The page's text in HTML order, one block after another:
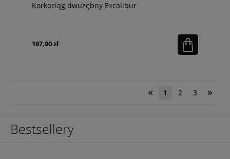
Korkociąg dwuzębny Excalibur
167,90 zł
« 1 2 3 »
Bestsellery